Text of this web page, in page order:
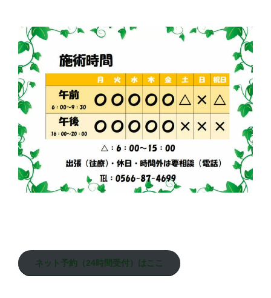
ネット予約（24時間受付）はここ